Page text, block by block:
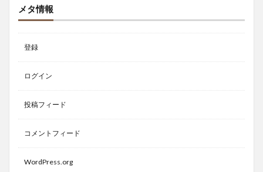
メタ情報
登録
ログイン
投稿フィード
コメントフィード
WordPress.org